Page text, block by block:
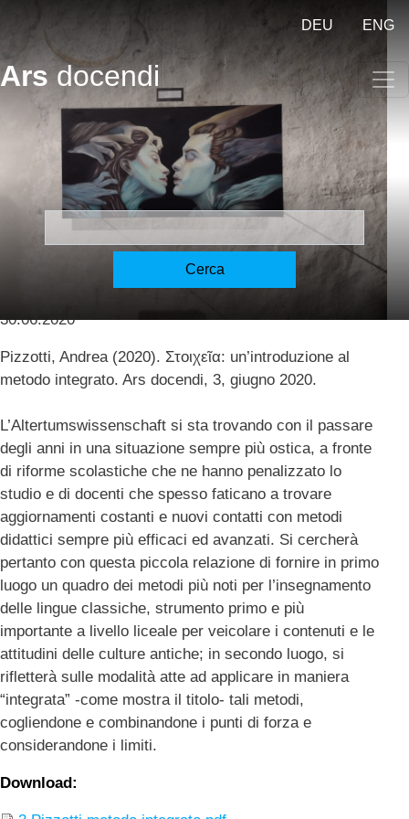
Cerca
DEU ENG
Ars docendi
Στοιχεῖα: un’introduzione al
metodo integrato - Στοιχεῖα
[Pizzotti]
30.06.2020
Pizzotti, Andrea (2020). Στοιχεῖα: un’introduzione al
metodo integrato. Ars docendi, 3, giugno 2020.
L’Altertumswissenschaft si sta trovando con il passare
degli anni in una situazione sempre più ostica, a fronte
di riforme scolastiche che ne hanno penalizzato lo
studio e di docenti che spesso faticano a trovare
aggiornamenti costanti e nuovi contatti con metodi
didattici sempre più efficaci ed avanzati. Si cercherà
pertanto con questa piccola relazione di fornire in primo
luogo un quadro dei metodi più noti per l’insegnamento
delle lingue classiche, strumento primo e più
importante a livello liceale per veicolare i contenuti e le
attitudini delle culture antiche; in secondo luogo, si
rifletterà sulle modalità atte ad applicare in maniera
“integrata” -come mostra il titolo- tali metodi,
cogliendone e combinandone i punti di forza e
considerandone i limiti.
Download